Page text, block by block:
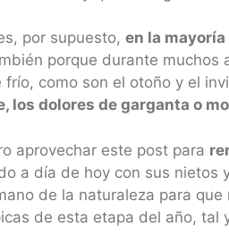
por supuesto, en la
porque durante muchos
frío, como son el otoño y el
los dolores de garganta o
aprovechar este post para
a día de hoy con sus nietos
de la naturaleza para
de esta etapa del año, tal